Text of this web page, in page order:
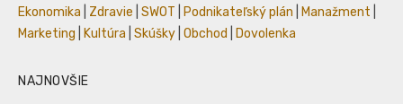
Ekonomika
Zdravie SWOT Podnikateľský plán Manažment
Marketing
Kultúra Skúšky Obchod Dovolenka
NAJNOVŠIE